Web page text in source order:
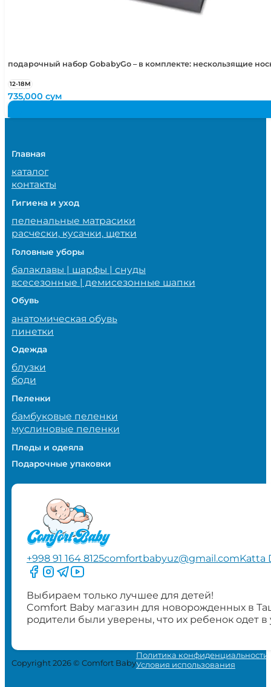
подарочный набор GobabyGo – в комплекте: нескользящие
12-18М
735,000сум
Главная
каталог
контакты
Гигиена и уход
пеленальные матрасики
расчески, кусачки, щетки
Головные уборы
балаклавы | шарфы | снуды
всесезонные | демисезонные шапки
Обувь
анатомическая обувь
пинетки
Одежда
блузки
боди
Пеленки
бамбуковые пеленки
муслиновые пеленки
Пледы и одеяла
Подарочные упаковки
+998 91 164 8125comfortbabyuz@gmail.comKatta
Следите за нами на Facebook
Следите за нами в Instagram
Следите за нами в Telegram
Следите за нами в YouTube
Выбираем только лучшее для детей!
Comfort Baby магазин для новорожденных в
родители были уверены, что их ребенок одет
Copyright 2026 © Comfort Baby
Политика конфиденциальности
Условия использования